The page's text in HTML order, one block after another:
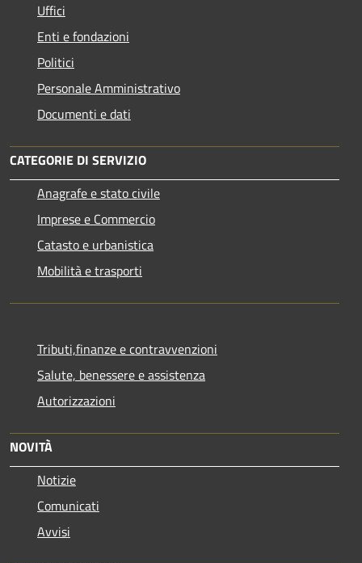
Uffici
Enti e fondazioni
Politici
Personale Amministrativo
Documenti e dati
CATEGORIE DI SERVIZIO
Anagrafe e stato civile
Imprese e Commercio
Catasto e urbanistica
Mobilità e trasporti
Tributi,finanze e contravvenzioni
Salute, benessere e assistenza
Autorizzazioni
NOVITÀ
Notizie
Comunicati
Avvisi